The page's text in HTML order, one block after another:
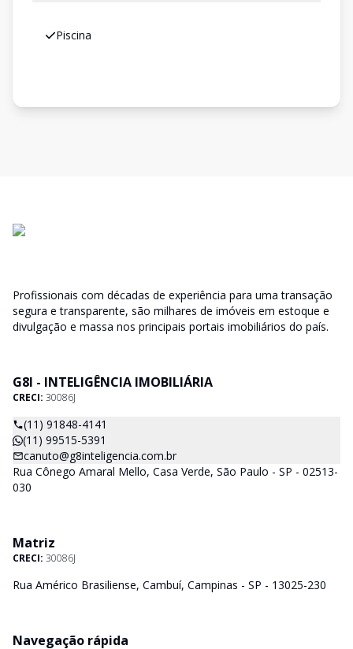
Piscina
Profissionais com décadas de experiência para uma transação
segura e transparente, são milhares de imóveis em estoque e
divulgação e massa nos principais portais imobiliários do país.
G8I - INTELIGÊNCIA IMOBILIÁRIA
CRECI: 30086J
(11) 91848-4141
(11) 99515-5391
canuto@g8inteligencia.com.br
Rua Cônego Amaral Mello, Casa Verde, São Paulo - SP - 02513-
030
Matriz
CRECI: 30086J
Rua Américo Brasiliense, Cambuí, Campinas - SP - 13025-230
Navegação rápida